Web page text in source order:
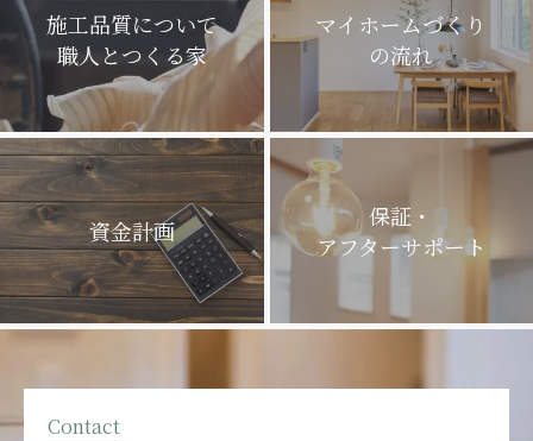
施工品質について
職人とつくる家
マイホームづくり
の流れ
資金計画
保証・
アフターサポート
Contact